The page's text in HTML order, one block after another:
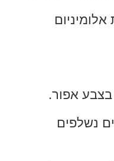
אפור.
נשלפים